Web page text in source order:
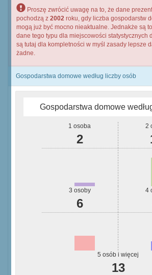
Proszę zwrócić uwagę na to, że dane
pochodzą z 2002 roku, gdy liczba gospodarstw
mogą już być mocno nieaktualne. Jednakże są
dane tego typu dla miejscowości statystycznych
są tutaj dla kompletności w myśl zasady lepsze
żadne.
Gospodarstwa domowe według liczby osób
Gospodarstwa domowe
1 osoba
2
2
3 osoby
6
4
5 osób i więcej
13